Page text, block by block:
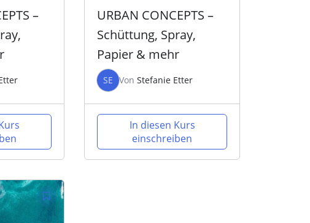
–
URBAN CONCEPTS –
Schüttung, Spray,
Papier & mehr
SE VonStefanie Etter
In diesen Kurs
einschreiben